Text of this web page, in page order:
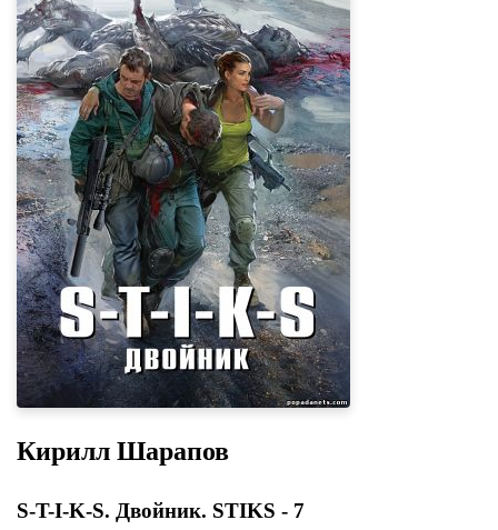
Кирилл Шарапов
S-T-I-K-S. Двойник. STIKS - 7